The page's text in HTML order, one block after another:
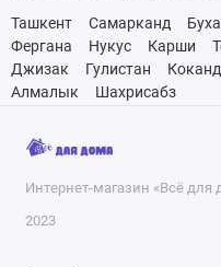
Ташкент Самарканд
Фергана
Нукус Карши
Джизак
Гулистан Коканд
Алмалык
Шахрисабз
Интернет-магазин «Всё для
2023